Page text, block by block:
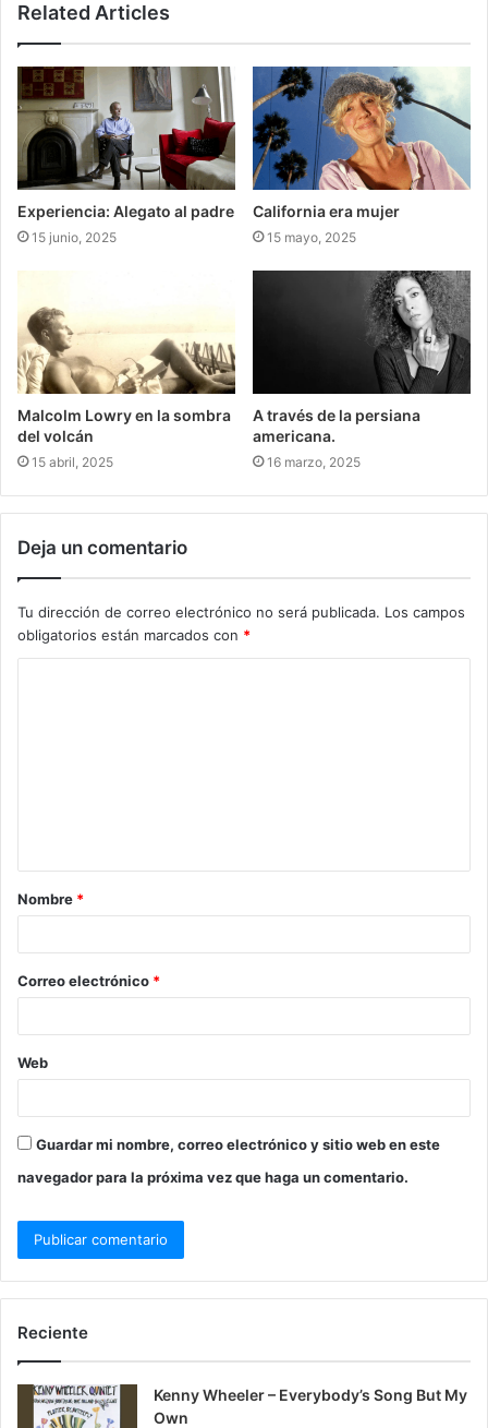
Related Articles
Experiencia: Alegato al padre
15 junio, 2025
California era mujer
15 mayo, 2025
Malcolm Lowry en la sombra
del volcán
15 abril, 2025
A través de la persiana
americana.
16 marzo, 2025
Deja un comentario
Tu dirección de correo electrónico no será publicada. Los campos
obligatorios están marcados con *
Nombre *
Correo electrónico *
Web
Guardar mi nombre, correo electrónico y sitio web en este
navegador para la próxima vez que haga un comentario.
Reciente
Kenny Wheeler – Everybody’s Song But My
Own